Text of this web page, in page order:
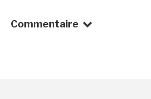
Commentaire